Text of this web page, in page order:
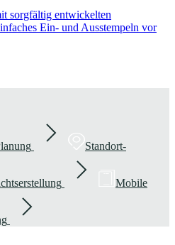
sorgfältig entwickelten
Ein- und Ausstempeln vor
Standort-
Mobile